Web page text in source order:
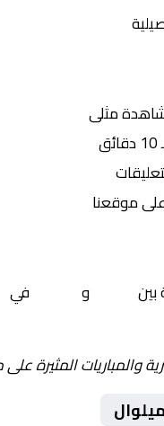
مثلى
على موقعنا
وميلوال في
والمباريات المثيرة